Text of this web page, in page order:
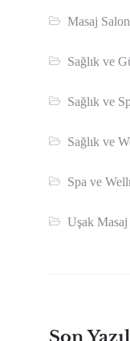
Masaj
Sağlık ve
Sağlık ve
Sağlık ve
Spa ve
Uşak Masaj